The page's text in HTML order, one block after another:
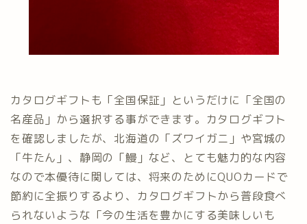
カタログギフトも「全国保証」というだけに「全国の
名産品」から選択する事ができます。カタログギフト
を確認しましたが、北海道の「ズワイガニ」や宮城の
「牛たん」、静岡の「鰻」など、とても魅力的な内容
なので本優待に関しては、将来のためにQUOカードで
節約に全振りするより、カタログギフトから普段食べ
られないような「今の生活を豊かにする美味しいも